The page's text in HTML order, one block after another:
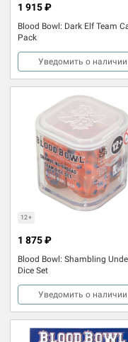
Blood Bowl: Dark Elf Team
Pack
1 915 ₽
Уведомить о наличии
12+
Blood Bowl: Shambling
Dice Set
1 875 ₽
Уведомить о наличии